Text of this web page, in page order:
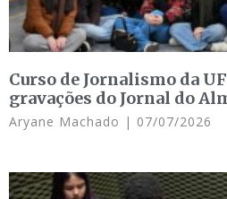
Curso de Jornalismo da
gravações do Jornal do
Aryane Machado 07/07/2026